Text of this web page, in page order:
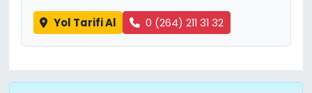
Yol Tarifi Al 0 (264) 211 31 32